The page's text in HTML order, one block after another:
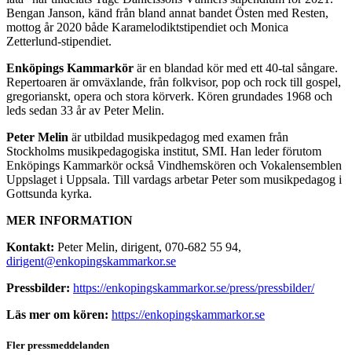
Bengan Janson, känd från bland annat bandet Östen med Resten,
mottog år 2020 både Karamelodiktstipendiet och Monica
Zetterlund-stipendiet.
Enköpings Kammarkör är en blandad kör med ett 40-tal sångare.
Repertoaren är omväxlande, från folkvisor, pop och rock till gospel,
gregorianskt, opera och stora körverk. Kören grundades 1968 och
leds sedan 33 år av Peter Melin.
Peter Melin är utbildad musikpedagog med examen från
Stockholms musikpedagogiska institut, SMI. Han leder förutom
Enköpings Kammarkör också Vindhemskören och Vokalensemblen
Uppslaget i Uppsala. Till vardags arbetar Peter som musikpedagog i
Gottsunda kyrka.
MER INFORMATION
Kontakt: Peter Melin, dirigent, 070-682 55 94,
dirigent@enkopingskammarkor.se
Pressbilder: https://enkopingskammarkor.se/press/pressbilder/
Läs mer om kören: https://enkopingskammarkor.se
Fler pressmeddelanden